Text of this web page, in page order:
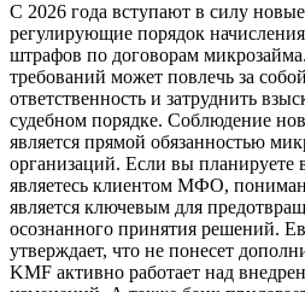
С 2026 года вступают в силу
регулирующие порядок
штрафов по договорам
требований может повлечь за
ответственность и затруднить
судебном порядке. Соблюдение
является прямой обязанностью
организаций. Если вы планируете
являетесь клиентом МФО,
является ключевым для
осознанного принятия решений.
утверждает, что не понесет
KMF активно работает над